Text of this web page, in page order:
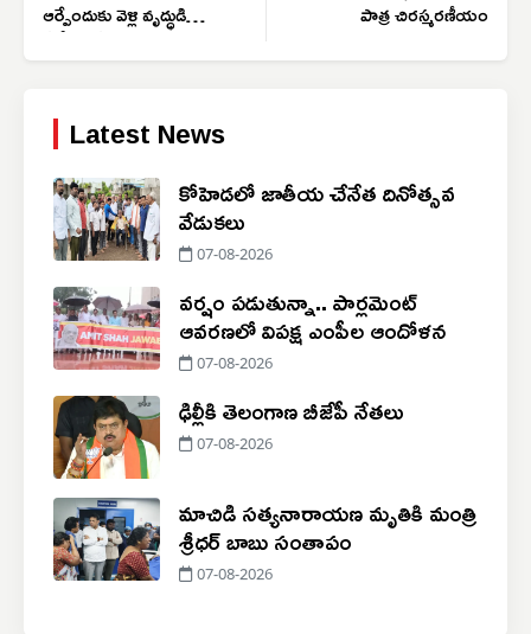
ఆర్పేందుకు వెళ్లి వృద్ధుడి
సజీవ దహనం
పాత్ర చిరస్మరణీయం
Latest News
కోహెడలో జాతీయ చేనేత దినోత్సవ
వేడుకలు
07-08-2026
వర్షం పడుతున్నా.. పార్లమెంట్
ఆవరణలో విపక్ష ఎంపీల ఆందోళన
07-08-2026
ఢిల్లీకి తెలంగాణ బీజేపీ నేతలు
07-08-2026
మాచిడి సత్యనారాయణ మృతికి మంత్రి
శ్రీధర్ బాబు సంతాపం
07-08-2026